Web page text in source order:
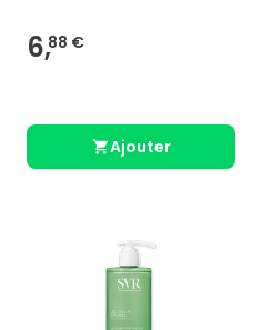
6,88 €
Ajouter